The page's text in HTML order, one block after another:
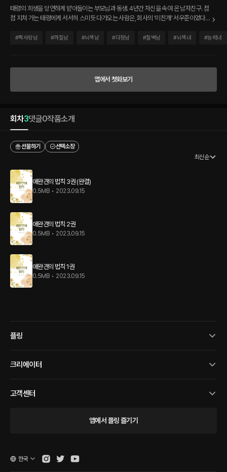
태령의 희생을 당연하게 받아들이는 부모님과 동생. 4년간 자신을 속여 온 남자친구. 점
점 지쳐 가는 태령에게 서서히 스미듯 다가오는 사람은, 회사의 ‘미친개’ 서우준이었다.
우면서, “아무도 얼굴을 못 볼 때는 약한 소리를 해도 괜찮습니다.” “태령 씨 안에 있는
을 것처럼 보인다는 거 압니다.” “아뇨, 그런 거 아니에요.” “표정 없고 결벽증에 사사건
건 명령하듯 말하는 남자. 그런 남자한테 애인이 있을 것 같다고요?” 고대 그리스 델포이
고 있다니! 놀란 태령을 재미있다는 듯 쳐다보던 우준이 덧붙였다. “짝사랑하는 여자는
있습니다.”
#짝사랑남 #까칠남 #뇌섹남 #다정남 #철벽남 #뇌섹녀 #능력녀
앱에서 첫화보기
회차3댓글0작품소개
선물하기
선택소장
최신순
애완견의 법칙 3권 (완결)
0.5MB • 2023.09.15
애완견의 법칙 2권
0.5MB • 2023.09.15
애완견의 법칙 1권
0.5MB • 2023.09.15
플링
크리에이터
고객센터
앱에서 플링 즐기기
한국